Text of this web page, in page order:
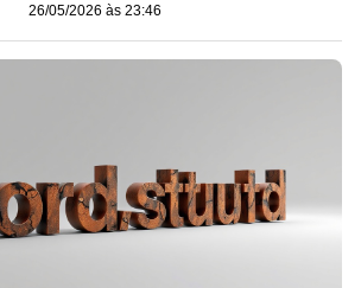
26/05/2026 às 23:46